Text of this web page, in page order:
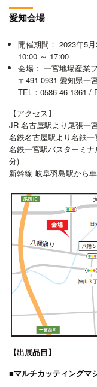
愛知会場
開催期間： 2023年5
10:00 ～ 17:00
会場： 一宮地場産業
〒491-0931 愛知県一
TEL：0586-46-1361 /
【アクセス】
JR 名古屋駅より尾張一
名鉄名古屋駅より名鉄一
名鉄一宮駅バスターミ
分)
新幹線 岐阜羽島駅から
【出展品目】
■マルチカッティングマ